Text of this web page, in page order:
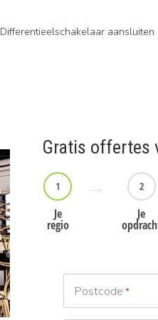
Differentieelschakelaar aansluiten
Gratis offertes
1
Je
regio
2
Je
Postcode *